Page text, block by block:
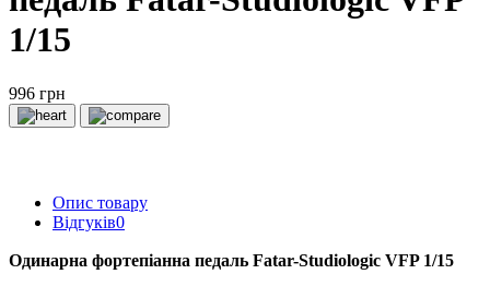
1/15
996 грн
Опис товару
Відгуків0
Одинарна фортепіанна педаль Fatar-Studiologic VFP 1/15